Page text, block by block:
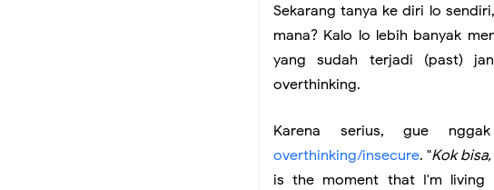
Aware, So You Can Prepare
Menanam Hal-Hal Kecil
Beruntungnya Bisa Menemukanmu
Sekarang tanya ke diri lo
mana? Kalo lo lebih banyak
yang sudah terjadi (past)
overthinking.
Karena serius, gue
overthinking/insecure. "Kok
is the moment that I'm living